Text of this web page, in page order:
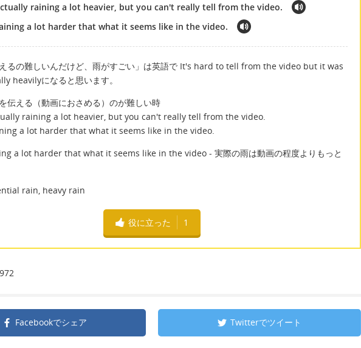
raining a lot heavier, but you can't really tell from the video.
a lot harder that what it seems like in the video.
えるの難しいんだけど、雨がすごい」は英語で It's hard to tell from the video but it was
heavilyになると思います。
伝える（動画におさめる）のが難しい時
raining a lot heavier, but you can't really tell from the video.
a lot harder that what it seems like in the video.
a lot harder that what it seems like in the video - 実際の雨は動画の程度よりもっと
rain, heavy rain
役に立った 1
Facebookでシェア Twitterでツイート